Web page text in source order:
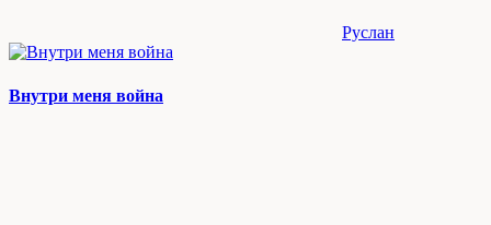
Руслан
Внутри меня война